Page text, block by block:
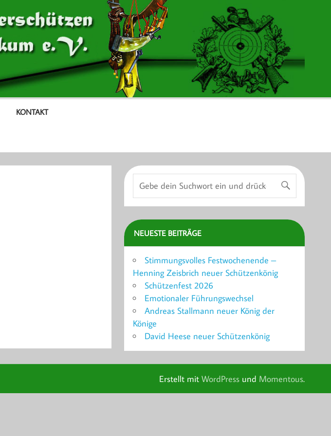
KONTAKT
NEUESTE BEITRÄGE
Stimmungsvolles Festwochenende –
Henning Zeisbrich neuer Schützenkönig
Schützenfest 2026
Emotionaler Führungswechsel
Andreas Stallmann neuer König der
Könige
David Heese neuer Schützenkönig
Erstellt mitWordPress und Momentous.